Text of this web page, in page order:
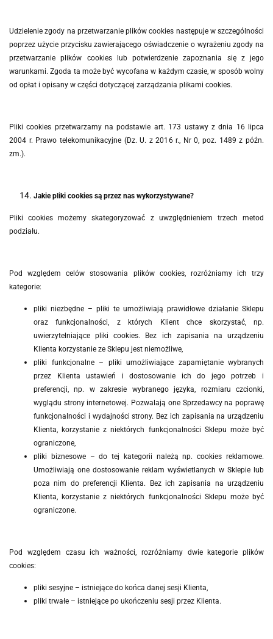
Udzielenie zgody na przetwarzanie plików cookies następuje w szczególności
poprzez użycie przycisku zawierającego oświadczenie o wyrażeniu zgody na
przetwarzanie plików cookies lub potwierdzenie zapoznania się z jego
warunkami. Zgoda ta może być wycofana w każdym czasie, w sposób wolny
od opłat i opisany w części dotyczącej zarządzania plikami cookies.
Pliki cookies przetwarzamy na podstawie art. 173 ustawy z dnia 16 lipca
2004 r. Prawo telekomunikacyjne (Dz. U. z 2016 r., Nr 0, poz. 1489 z późn.
zm.).
Jakie pliki cookies są przez nas wykorzystywane?
Pliki cookies możemy skategoryzować z uwzględnieniem trzech metod
podziału.
Pod względem celów stosowania plików cookies, rozróżniamy ich trzy
kategorie:
pliki niezbędne – pliki te umożliwiają prawidłowe działanie Sklepu
oraz funkcjonalności, z których Klient chce skorzystać, np.
uwierzytelniające pliki cookies. Bez ich zapisania na urządzeniu
Klienta korzystanie ze Sklepu jest niemożliwe,
pliki funkcjonalne – pliki umożliwiające zapamiętanie wybranych
przez Klienta ustawień i dostosowanie ich do jego potrzeb i
preferencji, np. w zakresie wybranego języka, rozmiaru czcionki,
wyglądu strony internetowej. Pozwalają one Sprzedawcy na poprawę
funkcjonalności i wydajności strony. Bez ich zapisania na urządzeniu
Klienta, korzystanie z niektórych funkcjonalności Sklepu może być
ograniczone,
pliki biznesowe – do tej kategorii należą np.cookies reklamowe.
Umożliwiają one dostosowanie reklam wyświetlanych w Sklepie lub
poza nim do preferencji Klienta.
Bez ich zapisania na urządzeniu
Klienta, korzystanie z niektórych funkcjonalności Sklepu może być
ograniczone.
Pod względem czasu ich ważności, rozróżniamy dwie kategorie plików
cookies:
pliki sesyjne – istniejące do końca danej sesji Klienta,
pliki trwałe – istniejące po ukończeniu sesji przez Klienta.